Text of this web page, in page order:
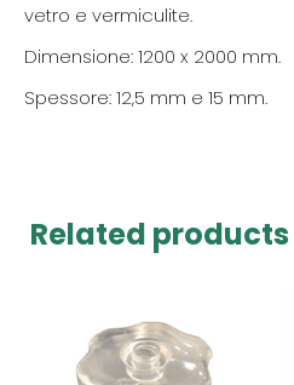
vetro e vermiculite.
Dimensione: 1200 x 2000 mm.
Spessore: 12,5 mm e 15 mm.
Related products